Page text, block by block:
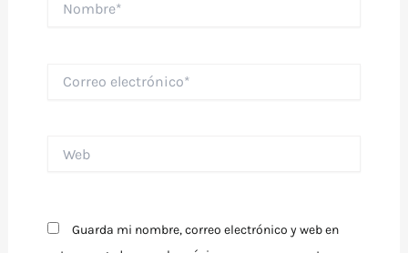
electrónico*
Guarda mi nombre, correo electrónico y web en